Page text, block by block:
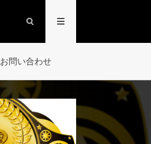
お問い合わせ